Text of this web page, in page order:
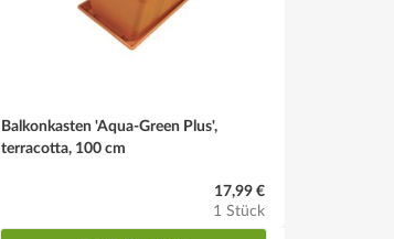
Balkonkasten 'Aqua-Green Plus',
terracotta, 100 cm
17,99 €
1 Stück